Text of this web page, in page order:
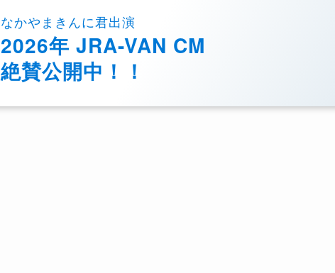
なかやまきんに君出演
2026年 JRA-VAN CM
絶賛公開中！！